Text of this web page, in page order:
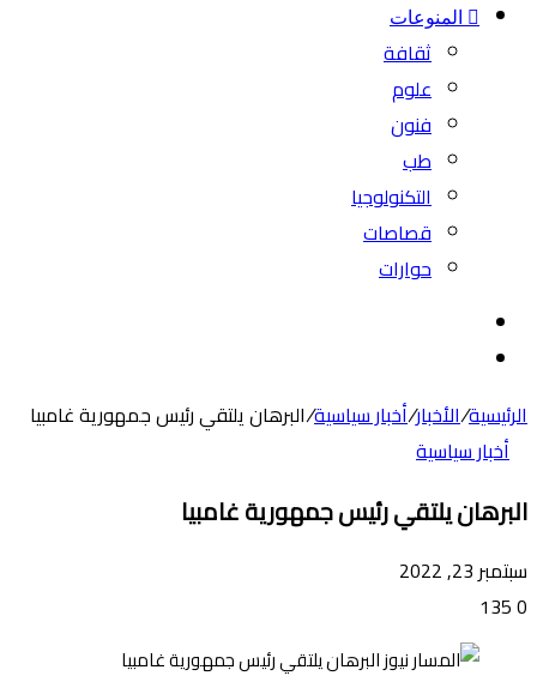
المنوعات
ثقافة
علوم
فنون
طب
التكنولوجيا
قصاصات
حوارات
الرئيسية/الأخبار/أخبار سياسية/البرهان يلتقي رئيس جمهورية غامبيا
أخبار سياسية
البرهان يلتقي رئيس جمهورية غامبيا
سبتمبر 23, 2022
0